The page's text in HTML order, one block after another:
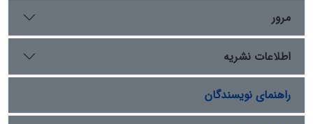
مرور
اطلاعات نشریه
راهنمای نویسندگان